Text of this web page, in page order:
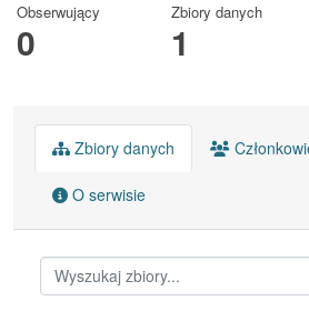
Obserwujący
0
Zbiory danych
1
Zbiory danych
O serwisie